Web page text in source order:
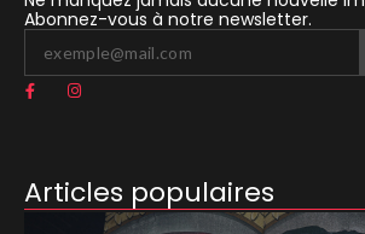
Abonnez-vous à notre newsletter.
Articles populaires